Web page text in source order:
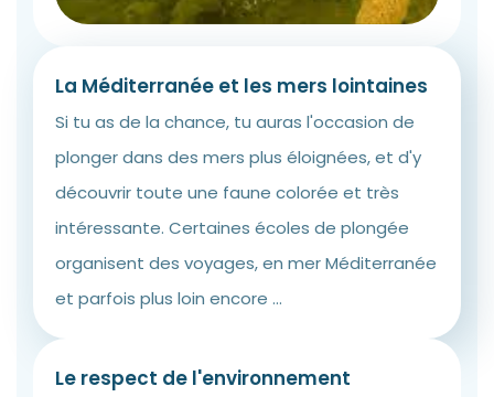
La Méditerranée et les mers lointaines
Si tu as de la chance, tu auras l'occasion de
plonger dans des mers plus éloignées, et d'y
découvrir toute une faune colorée et très
intéressante. Certaines écoles de plongée
organisent des voyages, en mer Méditerranée
et parfois plus loin encore ...
Le respect de l'environnement